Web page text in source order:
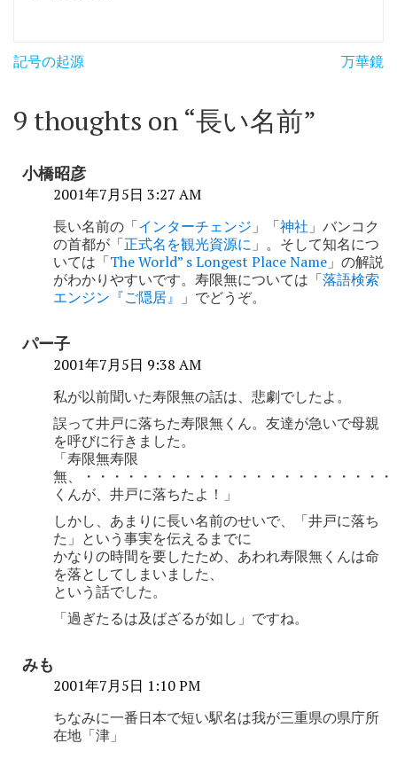
投
ナ
ゲ
記号の起源 万華鏡
9 thoughts on “長い名前”
小橋昭彦
2001年7月5日 3:27 AM
長い名前の「インターチェンジ 」「神社 」バンコク
の首都が「正式名を観光資源に 」。そして知名につ
いては「The World” s Longest Place Name 」の解説
がわかりやすいです。寿限無については「落語検索
エンジン『ご隠居』
」でどうぞ。
パー子
2001年7月5日 9:38 AM
私が以前聞いた寿限無の話は、悲劇でしたよ。
誤って井戸に落ちた寿限無くん。友達が急いで母親
を呼びに行きました。
「寿限無寿限
無、・・・・・・・・・・・・・・・・・・・・・
くんが、井戸に落ちたよ！」
しかし、あまりに長い名前のせいで、「井戸に落ち
た」という事実を伝えるまでに
かなりの時間を要したため、あわれ寿限無くんは命
を落としてしまいました、
という話でした。
「過ぎたるは及ばざるが如し」ですね。
みも
2001年7月5日 1:10 PM
ちなみに一番日本で短い駅名は我が三重県の県庁所
在地「津」